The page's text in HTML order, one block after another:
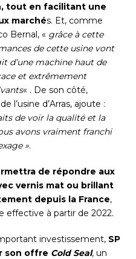
tout en facilitant une
marchés. Et, comme
Bernal, « grâce à cette
de cette usine vont
d’une machine haut de
et extrêmement
« . De son côté,
l’usine d’Arras, ajoute :
de voir la qualité et la
avons vraiment franchi
».
de répondre aux
vernis mat ou brillant
depuis la France,
effective à partir de 2022.
investissement, SP
son offre Cold Seal, un